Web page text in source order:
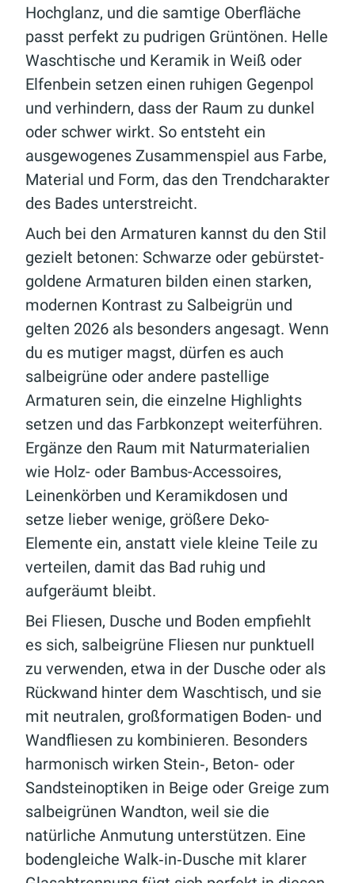
Hochglanz, und die samtige Oberfläche
passt perfekt zu pudrigen Grüntönen. Helle
Waschtische und Keramik in Weiß oder
Elfenbein setzen einen ruhigen Gegenpol
und verhindern, dass der Raum zu dunkel
oder schwer wirkt. So entsteht ein
ausgewogenes Zusammenspiel aus Farbe,
Material und Form, das den Trendcharakter
des Bades unterstreicht.
Auch bei den Armaturen kannst du den Stil
gezielt betonen: Schwarze oder gebürstet-
goldene Armaturen bilden einen starken,
modernen Kontrast zu Salbeigrün und
gelten 2026 als besonders angesagt. Wenn
du es mutiger magst, dürfen es auch
salbeigrüne oder andere pastellige
Armaturen sein, die einzelne Highlights
setzen und das Farbkonzept weiterführen.
Ergänze den Raum mit Naturmaterialien
wie Holz- oder Bambus-Accessoires,
Leinenkörben und Keramikdosen und
setze lieber wenige, größere Deko-
Elemente ein, anstatt viele kleine Teile zu
verteilen, damit das Bad ruhig und
aufgeräumt bleibt.
Bei Fliesen, Dusche und Boden empfiehlt
es sich, salbeigrüne Fliesen nur punktuell
zu verwenden, etwa in der Dusche oder als
Rückwand hinter dem Waschtisch, und sie
mit neutralen, großformatigen Boden- und
Wandfliesen zu kombinieren. Besonders
harmonisch wirken Stein‑, Beton‑ oder
Sandsteinoptiken in Beige oder Greige zum
salbeigrünen Wandton, weil sie die
natürliche Anmutung unterstützen. Eine
bodengleiche Walk‑in‑Dusche mit klarer